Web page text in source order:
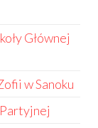
Głównej
w Sanoku